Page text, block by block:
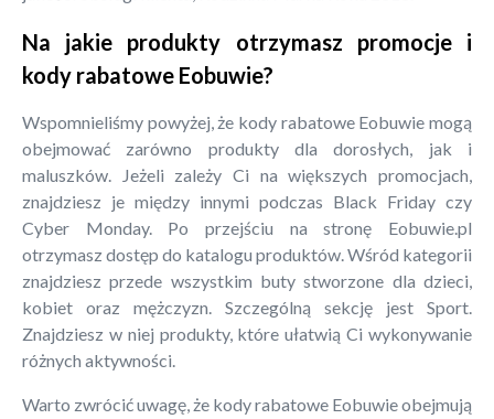
Na jakie produkty otrzymasz promocje i
kody rabatowe Eobuwie?
Wspomnieliśmy powyżej, że kody rabatowe Eobuwie mogą
obejmować zarówno produkty dla dorosłych, jak i
maluszków. Jeżeli zależy Ci na większych promocjach,
znajdziesz je między innymi podczas Black Friday czy
Cyber Monday. Po przejściu na stronę Eobuwie.pl
otrzymasz dostęp do katalogu produktów. Wśród kategorii
znajdziesz przede wszystkim buty stworzone dla dzieci,
kobiet oraz mężczyzn. Szczególną sekcję jest Sport.
Znajdziesz w niej produkty, które ułatwią Ci wykonywanie
różnych aktywności.
Warto zwrócić uwagę, że kody rabatowe Eobuwie obejmują